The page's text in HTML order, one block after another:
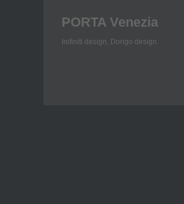
PORTA Venezia
Inifiniti design, Dorigo design